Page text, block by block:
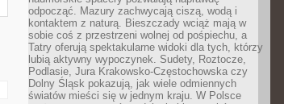
odpocząć. Mazury zachwycają ciszą, wodą i
kontaktem z naturą. Bieszczady wciąż mają w
sobie coś z przestrzeni wolnej od pośpiechu, a
Tatry oferują spektakularne widoki dla tych, którzy
lubią aktywny wypoczynek. Sudety, Roztocze,
Podlasie, Jura Krakowsko-Częstochowska czy
Dolny Śląsk pokazują, jak wiele odmiennych
światów mieści się w jednym kraju. W Polsce